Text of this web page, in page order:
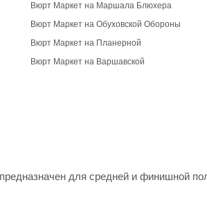
Вюрт Маркет на Маршала Блюхера
Вюрт Маркет на Обуховской Обороны
Вюрт Маркет на Планерной
Вюрт Маркет на Варшавской
для средней и финишной